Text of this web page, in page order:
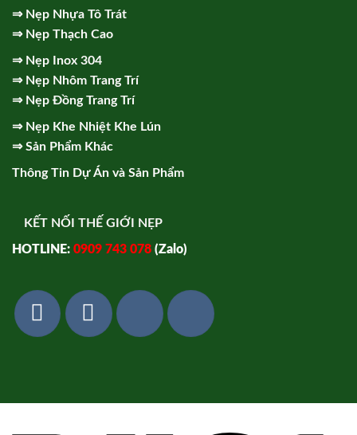
⇒ Nẹp Nhựa Tô Trát
⇒ Nẹp Thạch Cao
⇒ Nẹp Inox 304
⇒ Nẹp Nhôm Trang Trí
⇒ Nẹp Đồng Trang Trí
⇒ Nẹp Khe Nhiệt Khe Lún
⇒Sản Phẩm Khác
Thông Tin Dự Án và Sản Phẩm
KẾT NỐI THẾ GIỚI NẸP
HOTLINE: 0909 743 078 (Zalo)